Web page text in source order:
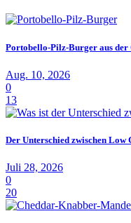
Portobello-Pilz-Burger aus
Aug. 10, 2026
0
13
Der Unterschied zwischen Low
Juli 28, 2026
0
20